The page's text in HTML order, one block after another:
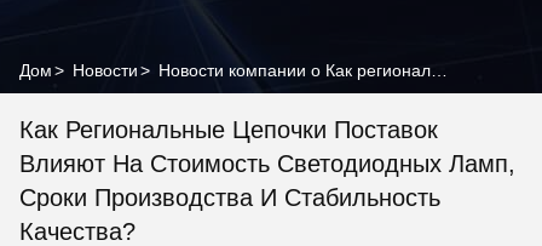
Дом> Новости>
Как Региональные Цепочки Поставок
Влияют На Стоимость Светодиодных Ламп,
Сроки Производства И Стабильность
Качества?